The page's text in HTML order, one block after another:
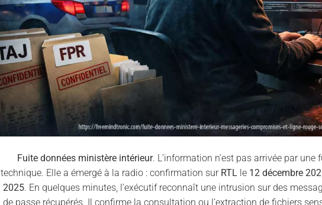
Fuite données ministère intérieur. L’information n’est pas arrivée par
technique. Elle a émergé à la radio : confirmation sur RTL le 12 décembre
2025. En quelques minutes, l’exécutif reconnaît une intrusion sur des
de passe récupérés. Il confirme la consultation ou l’extraction de fichiers